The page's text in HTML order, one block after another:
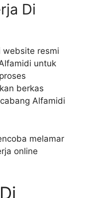
Di
website resmi
untuk
berkas
Alfamidi
melamar
online